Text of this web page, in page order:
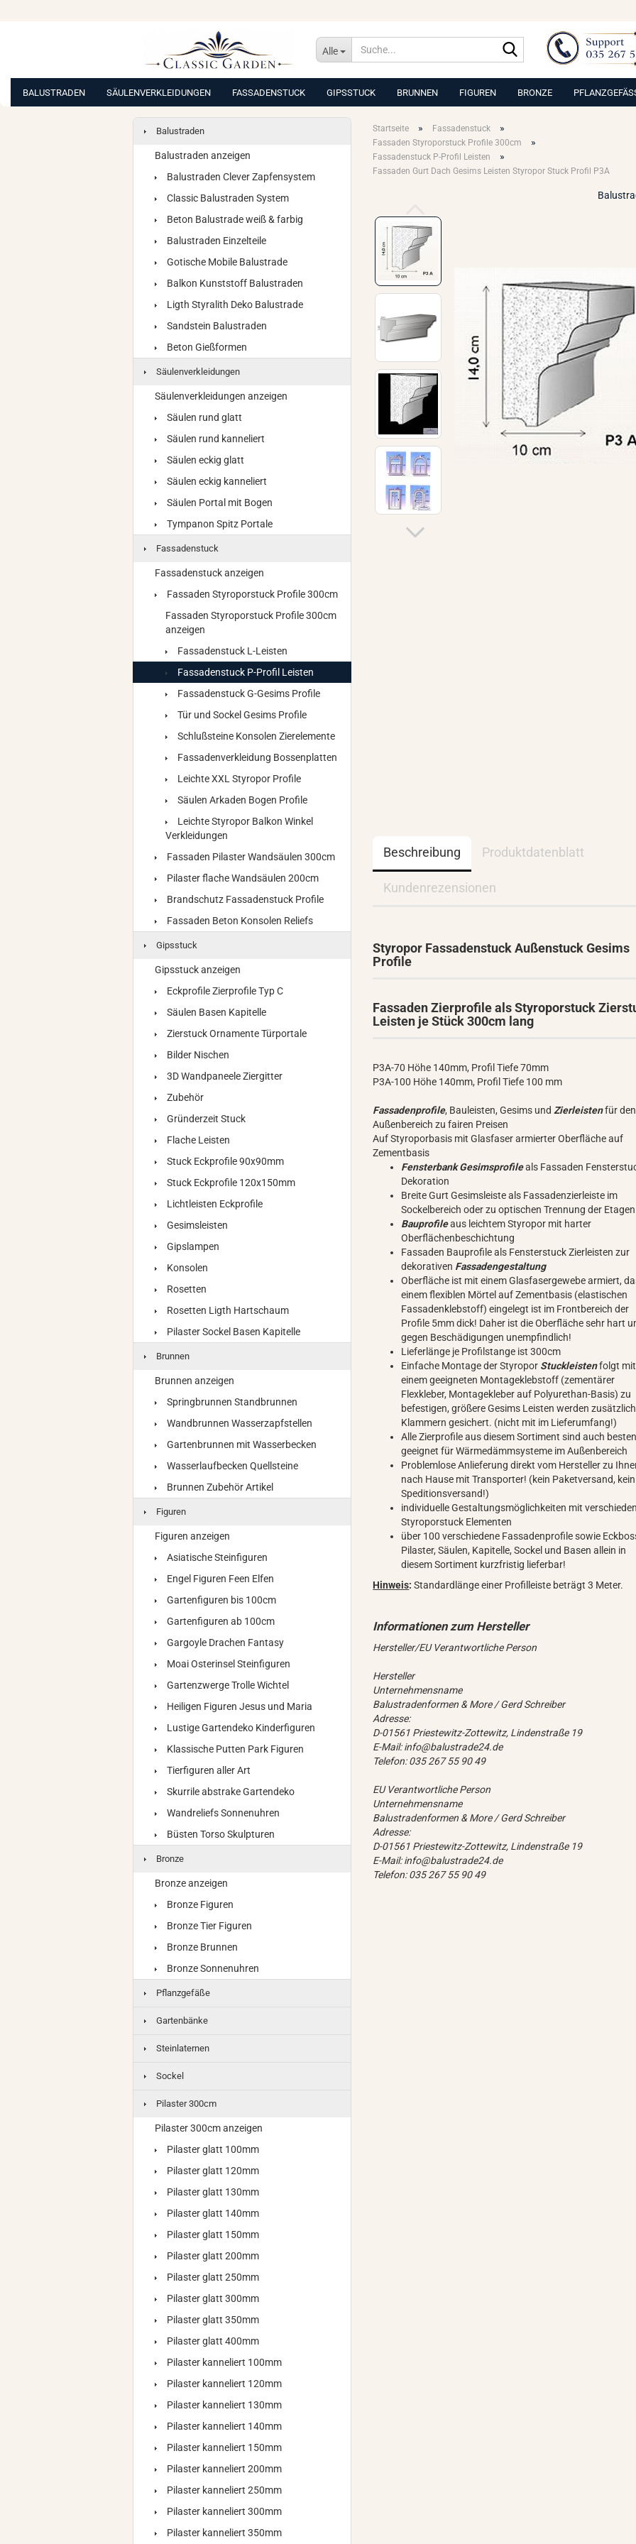
Alle
Suche...
BALUSTRADEN SÄULENVERKLEIDUNGEN FASSADENSTUCK GIPSSTUCK BRUNNEN FIGUREN BRONZE
Startseite » Fassadenstuck »
Fassaden Styroporstuck Profile 300cm »
Fassadenstuck P-Profil Leisten »
Fassaden Gurt Dach Gesims Leisten Styropor Stuck Profil P3A
Beschreibung Produktdatenblatt
Kundenrezensionen
Styropor Fassadenstuck Außenstuck Gesims
Profile
Fassaden Zierprofile als Styroporstuck
Leisten je Stück 300cm lang
P3A-70 Höhe 140mm, Profil Tiefe 70mm
P3A-100 Höhe 140mm, Profil Tiefe 100 mm
Fassadenprofile, Bauleisten, Gesims und Zierleistenfür den
Außenbereich zu fairen Preisen
Auf Styroporbasis mit Glasfaser armierter Oberfläche auf
Zementbasis
Fensterbank Gesimsprofileals Fassaden
Dekoration
Breite Gurt Gesimsleiste als Fassadenzierleiste im
Sockelbereich oder zu optischen Trennung der Etagen
Bauprofileaus leichtem Styropor mit harter
Oberflächenbeschichtung
Fassaden Bauprofile als Fensterstuck Zierleisten zur
dekorativen Fassadengestaltung
Oberfläche ist mit einem Glasfasergewebe armiert,
einem flexiblen Mörtel auf Zementbasis (elastischen
Fassadenklebstoff) eingelegt ist im Frontbereich der
Profile 5mm dick! Daher ist die Oberfläche sehr hart
gegen Beschädigungen unempfindlich!
Lieferlänge je Profilstange ist 300cm
Einfache Montage der Styropor Stuckleistenfolgt mit
einem geeigneten Montageklebstoff (zementärer
Flexkleber, Montagekleber auf Polyurethan-Basis) zu
befestigen, größere Gesims Leisten werden
Klammern gesichert. (nicht mit im Lieferumfang!)
Alle Zierprofile aus diesem Sortiment sind auch
geeignet für Wärmedämmsysteme im Außenbereich
Problemlose Anlieferung direkt vom Hersteller zu
nach Hause mit Transporter! (kein Paketversand, kein
Speditionsversand!)
individuelle Gestaltungsmöglichkeiten mit
Styroporstuck Elementen
über 100 verschiedene Fassadenprofile sowie
Pilaster, Säulen, Kapitelle, Sockel und Basen allein in
diesem Sortiment kurzfristig lieferbar!
Hinweis: Standardlänge einer Profilleiste beträgt 3 Meter.
Hersteller/EU Verantwortliche Person
Hersteller
Unternehmensname
Balustradenformen & More / Gerd Schreiber
Adresse:
D-01561 Priestewitz-Zottewitz, Lindenstraße 19
E-Mail: info@balustrade24.de
Telefon: 035 267 55 90 49
EU Verantwortliche Person
Unternehmensname
Balustradenformen & More / Gerd Schreiber
Adresse:
D-01561 Priestewitz-Zottewitz, Lindenstraße 19
E-Mail: info@balustrade24.de
Telefon: 035 267 55 90 49
Balustraden
Balustraden anzeigen
Balustraden Clever Zapfensystem
Classic Balustraden System
Beton Balustrade weiß & farbig
Balustraden Einzelteile
Gotische Mobile Balustrade
Balkon Kunststoff Balustraden
Ligth Styralith Deko Balustrade
Sandstein Balustraden
Beton Gießformen
Säulenverkleidungen
Säulenverkleidungen anzeigen
Säulen rund glatt
Säulen rund kanneliert
Säulen eckig glatt
Säulen eckig kanneliert
Säulen Portal mit Bogen
Tympanon Spitz Portale
Fassadenstuck
Fassadenstuck anzeigen
Fassaden Styroporstuck Profile 300cm
Fassaden Styroporstuck Profile 300cm
anzeigen
Fassadenstuck L-Leisten
Fassadenstuck P-Profil Leisten
Fassadenstuck G-Gesims Profile
Tür und Sockel Gesims Profile
Schlußsteine Konsolen Zierelemente
Fassadenverkleidung Bossenplatten
Leichte XXL Styropor Profile
Säulen Arkaden Bogen Profile
Leichte Styropor Balkon Winkel
Verkleidungen
Fassaden Pilaster Wandsäulen 300cm
Pilaster flache Wandsäulen 200cm
Brandschutz Fassadenstuck Profile
Fassaden Beton Konsolen Reliefs
Gipsstuck
Gipsstuck anzeigen
Eckprofile Zierprofile Typ C
Säulen Basen Kapitelle
Zierstuck Ornamente Türportale
Bilder Nischen
3D Wandpaneele Ziergitter
Zubehör
Gründerzeit Stuck
Flache Leisten
Stuck Eckprofile 90x90mm
Stuck Eckprofile 120x150mm
Lichtleisten Eckprofile
Gesimsleisten
Gipslampen
Konsolen
Rosetten
Rosetten Ligth Hartschaum
Pilaster Sockel Basen Kapitelle
Brunnen
Brunnen anzeigen
Springbrunnen Standbrunnen
Wandbrunnen Wasserzapfstellen
Gartenbrunnen mit Wasserbecken
Wasserlaufbecken Quellsteine
Brunnen Zubehör Artikel
Figuren
Figuren anzeigen
Asiatische Steinfiguren
Engel Figuren Feen Elfen
Gartenfiguren bis 100cm
Gartenfiguren ab 100cm
Gargoyle Drachen Fantasy
Moai Osterinsel Steinfiguren
Gartenzwerge Trolle Wichtel
Heiligen Figuren Jesus und Maria
Lustige Gartendeko Kinderfiguren
Klassische Putten Park Figuren
Tierfiguren aller Art
Skurrile abstrake Gartendeko
Wandreliefs Sonnenuhren
Büsten Torso Skulpturen
Bronze
Bronze anzeigen
Bronze Figuren
Bronze Tier Figuren
Bronze Brunnen
Bronze Sonnenuhren
Pflanzgefäße
Gartenbänke
Steinlaternen
Sockel
Pilaster 300cm
Pilaster 300cm anzeigen
Pilaster glatt 100mm
Pilaster glatt 120mm
Pilaster glatt 130mm
Pilaster glatt 140mm
Pilaster glatt 150mm
Pilaster glatt 200mm
Pilaster glatt 250mm
Pilaster glatt 300mm
Pilaster glatt 350mm
Pilaster glatt 400mm
Pilaster kanneliert 100mm
Pilaster kanneliert 120mm
Pilaster kanneliert 130mm
Pilaster kanneliert 140mm
Pilaster kanneliert 150mm
Pilaster kanneliert 200mm
Pilaster kanneliert 250mm
Pilaster kanneliert 300mm
Pilaster kanneliert 350mm